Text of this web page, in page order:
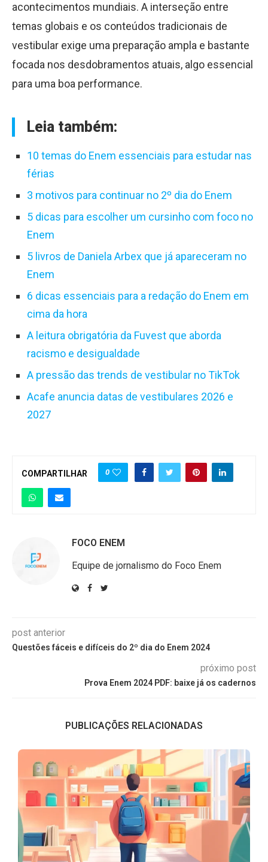
acontecimentos mundiais. A interseção entre
temas globais e os conteúdos tradicionais de
vestibular exige uma preparação ampla e bastante
focada nos desdobramentos atuais, algo essencial
para uma boa performance.
Leia também:
10 temas do Enem essenciais para estudar nas
férias
3 motivos para continuar no 2º dia do Enem
5 dicas para escolher um cursinho com foco no
Enem
5 livros de Daniela Arbex que já apareceram no
Enem
6 dicas essenciais para a redação do Enem em
cima da hora
A leitura obrigatória da Fuvest que aborda
racismo e desigualdade
A pressão das trends de vestibular no TikTok
Acafe anuncia datas de vestibulares 2026 e
2027
COMPARTILHAR 0
FOCO ENEM
Equipe de jornalismo do Foco Enem
post anterior
Questões fáceis e difíceis do 2º dia do Enem 2024
próximo post
Prova Enem 2024 PDF: baixe já os cadernos
PUBLICAÇÕES RELACIONADAS